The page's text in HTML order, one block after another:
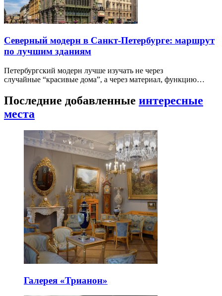
Северный модерн в Санкт-Петербурге: маршрут
по лучшим зданиям
Петербургский модерн лучше изучать не через
случайные “красивые дома”, а через материал, функцию…
Последние добавленные интересные
места
Галерея «Трианон»